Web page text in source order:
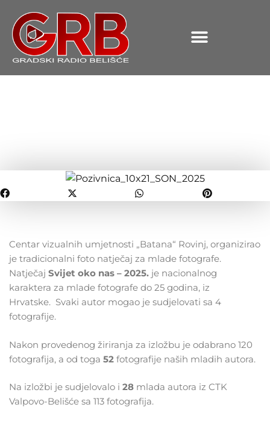
Centar vizualnih umjetnosti „Batana“ Rovinj, organizirao
je tradicionalni foto natječaj za mlade fotografe.
Natječaj Svijet oko nas – 2025. je nacionalnog
karaktera za mlade fotografe do 25 godina, iz
Hrvatske. Svaki autor mogao je sudjelovati sa 4
fotografije.
Nakon provedenog žiriranja za izložbu je odabrano 120
fotografija, a od toga 52 fotografije naših mladih autora.
Na izložbi je sudjelovalo i 28 mlada autora iz CTK
Valpovo-Belišće sa 113 fotografija.